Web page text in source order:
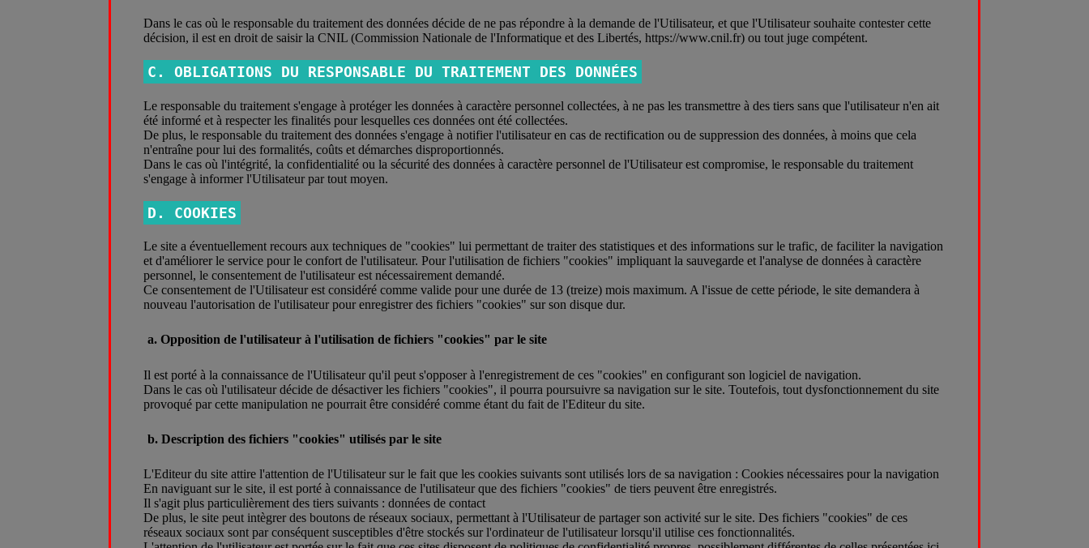
Dans le cas où le responsable du traitement des données décide de ne pas répondre à la demande de l'Utilisateur, et que l'Utilisateur souhaite contester cette
décision, il est en droit de saisir la CNIL (Commission Nationale de l'Informatique et des Libertés, https://www.cnil.fr) ou tout juge compétent.
C. OBLIGATIONS DU RESPONSABLE DU TRAITEMENT DES DONNÉES
Le responsable du traitement s'engage à protéger les données à caractère personnel collectées, à ne pas les transmettre à des tiers sans que l'utilisateur n'en ait
été informé et à respecter les finalités pour lesquelles ces données ont été collectées.
De plus, le responsable du traitement des données s'engage à notifier l'utilisateur en cas de rectification ou de suppression des données, à moins que cela
n'entraîne pour lui des formalités, coûts et démarches disproportionnés.
Dans le cas où l'intégrité, la confidentialité ou la sécurité des données à caractère personnel de l'Utilisateur est compromise, le responsable du traitement
s'engage à informer l'Utilisateur par tout moyen.
D. COOKIES
Le site a éventuellement recours aux techniques de "cookies" lui permettant de traiter des statistiques et des informations sur le trafic, de faciliter la navigation
et d'améliorer le service pour le confort de l'utilisateur. Pour l'utilisation de fichiers "cookies" impliquant la sauvegarde et l'analyse de données à caractère
personnel, le consentement de l'utilisateur est nécessairement demandé.
Ce consentement de l'Utilisateur est considéré comme valide pour une durée de 13 (treize) mois maximum. A l'issue de cette période, le site demandera à
nouveau l'autorisation de l'utilisateur pour enregistrer des fichiers "cookies" sur son disque dur.
a. Opposition de l'utilisateur à l'utilisation de fichiers "cookies" par le site
Il est porté à la connaissance de l'Utilisateur qu'il peut s'opposer à l'enregistrement de ces "cookies" en configurant son logiciel de navigation.
Dans le cas où l'utilisateur décide de désactiver les fichiers "cookies", il pourra poursuivre sa navigation sur le site. Toutefois, tout dysfonctionnement du site
provoqué par cette manipulation ne pourrait être considéré comme étant du fait de l'Editeur du site.
b. Description des fichiers "cookies" utilisés par le site
L'Editeur du site attire l'attention de l'Utilisateur sur le fait que les cookies suivants sont utilisés lors de sa navigation : Cookies nécessaires pour la navigation
En naviguant sur le site, il est porté à connaissance de l'utilisateur que des fichiers "cookies" de tiers peuvent être enregistrés.
Il s'agit plus particulièrement des tiers suivants : données de contact
De plus, le site peut intègrer des boutons de réseaux sociaux, permettant à l'Utilisateur de partager son activité sur le site. Des fichiers "cookies" de ces
réseaux sociaux sont par conséquent susceptibles d'être stockés sur l'ordinateur de l'utilisateur lorsqu'il utilise ces fonctionnalités.